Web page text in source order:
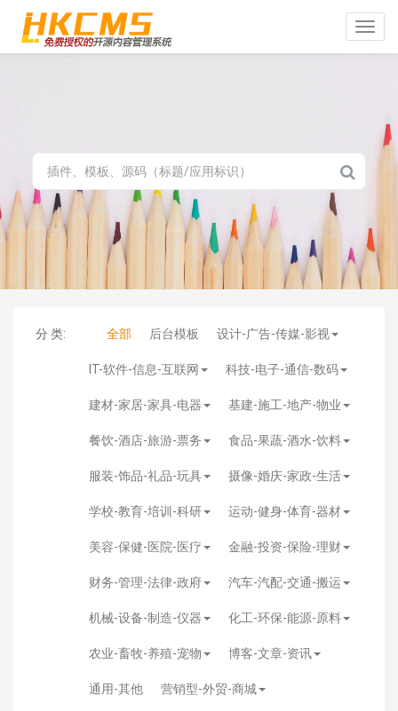
Toggle
分 类: 全部 后台模板 设计-广告-传媒-影视
IT-软件-信息-互联网 科技-电子-通信-数码
建材-家居-家具-电器 基建-施工-地产-物业
餐饮-酒店-旅游-票务 食品-果蔬-酒水-饮料
服装-饰品-礼品-玩具 摄像-婚庆-家政-生活
学校-教育-培训-科研 运动-健身-体育-器材
美容-保健-医院-医疗 金融-投资-保险-理财
财务-管理-法律-政府 汽车-汽配-交通-搬运
机械-设备-制造-仪器 化工-环保-能源-原料
农业-畜牧-养殖-宠物 博客-文章-资讯
通用-其他 营销型-外贸-商城